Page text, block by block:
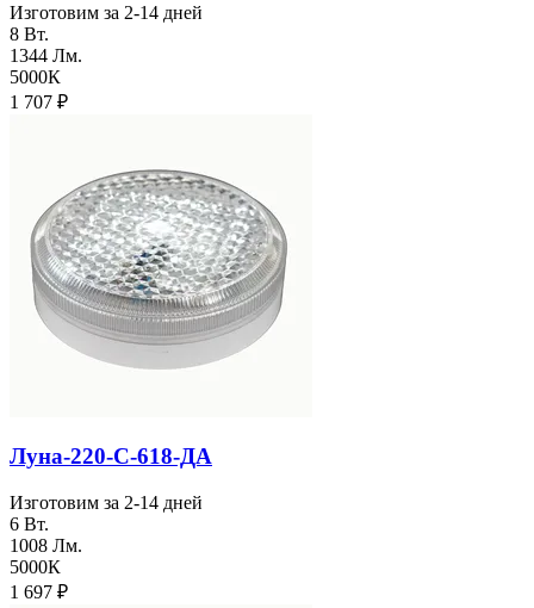
Изготовим за 2-14 дней
8 Вт.
1344 Лм.
5000К
1 707 ₽
Луна-220-С-618-ДА
Изготовим за 2-14 дней
6 Вт.
1008 Лм.
5000К
1 697 ₽